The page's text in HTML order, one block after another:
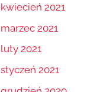
kwiecień 2021
marzec 2021
luty 2021
styczeń 2021